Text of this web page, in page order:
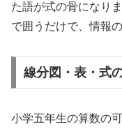
た語が式の骨になり
で囲うだけで、情報
線分図・表・式
小学五年生の算数の